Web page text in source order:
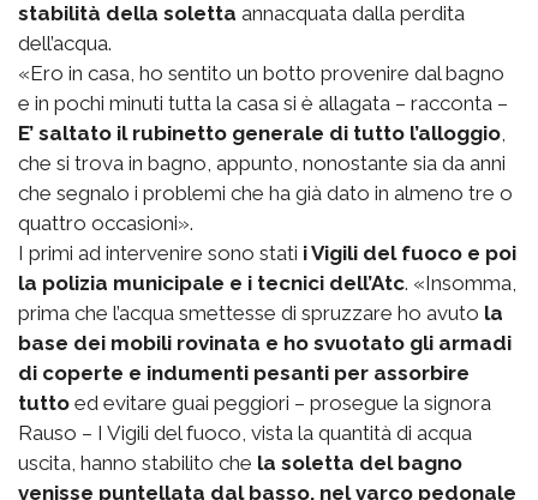
stabilità della soletta annacquata dalla perdita
dell’acqua.
«Ero in casa, ho sentito un botto provenire dal bagno
e in pochi minuti tutta la casa si è allagata – racconta –
E’ saltato il rubinetto generale di tutto l’alloggio,
che si trova in bagno, appunto, nonostante sia da anni
che segnalo i problemi che ha già dato in almeno tre o
quattro occasioni».
I primi ad intervenire sono stati i Vigili del fuoco e poi
la polizia municipale e i tecnici dell’Atc. «Insomma,
prima che l’acqua smettesse di spruzzare ho avuto la
base dei mobili rovinata e ho svuotato gli armadi
di coperte e indumenti pesanti per assorbire
tutto ed evitare guai peggiori – prosegue la signora
Rauso – I Vigili del fuoco, vista la quantità di acqua
uscita, hanno stabilito che la soletta del bagno
venisse puntellata dal basso, nel varco pedonale